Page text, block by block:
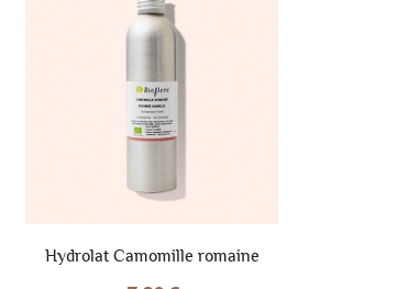
Hydrolat Camomille romaine